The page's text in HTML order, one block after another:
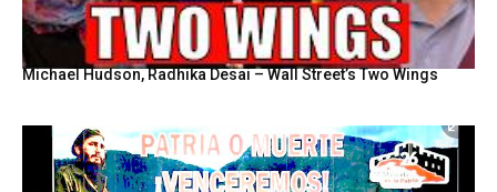
Michael Hudson, Radhika Desai – Wall Street’s Two Wings